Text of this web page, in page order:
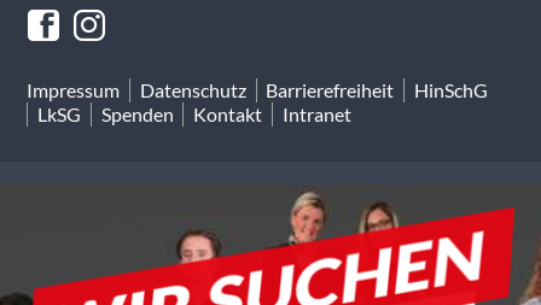
Impressum Datenschutz Barrierefreiheit
HinSchG
LkSG
Spenden Kontakt Intranet